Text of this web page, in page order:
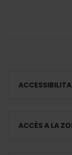
ACCÉS A LA